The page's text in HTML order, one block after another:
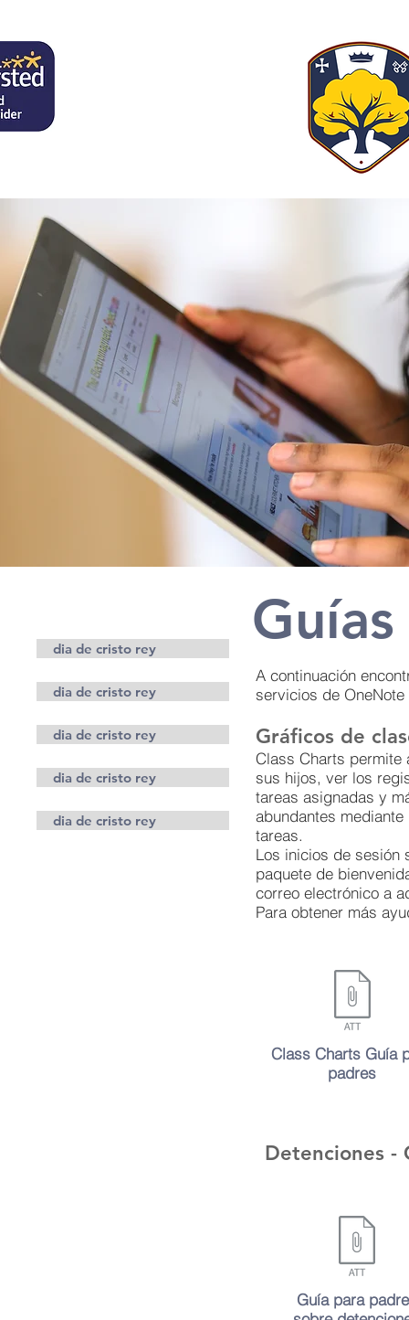
dia de cristo rey
dia de cristo rey
dia de cristo rey
dia de cristo rey
dia de cristo rey
A continuación
servicios de
Gráficos de
Class Charts permite
sus hijos, ver los
tareas asignadas y
abundantes
tareas.
Los inicios de sesión
paquete de
correo electrónico a
Para obtener más
Class Charts Guía
padres
Detenciones -
Guía para